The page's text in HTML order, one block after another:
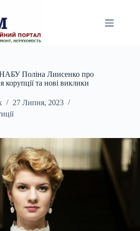
Поліна Лиисенко про
та нові виклики
27 Липня, 2023